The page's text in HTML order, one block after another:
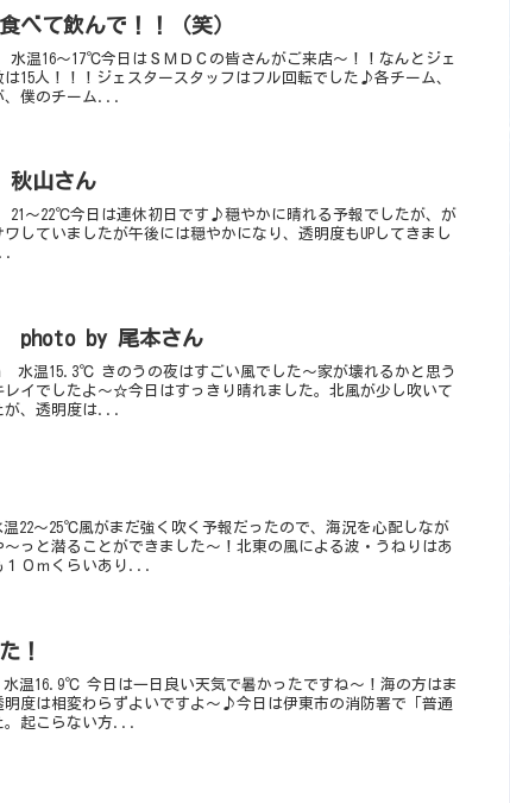
べて飲んで！！（笑）
16～17℃今日はＳＭＤＣの皆さんがご来店～！！なんとジェ
15人！！！ジェスタースタッフはフル回転でした♪各チーム、
、僕のチーム...
山さん
22℃今日は連休初日です♪穏やかに晴れる予報でしたが、が
していましたが午後には穏やかになり、透明度もUPしてきまし
photo by 尾本さん
温15.3℃ きのうの夜はすごい風でした～家が壊れるかと思う
イでしたよ～☆今日はすっきり晴れました。北風が少し吹いて
が、透明度は...
～25℃風がまだ強く吹く予報だったので、海況を心配しなが
っと潜ることができました～！北東の風による波・うねりはあ
１０ｍくらいあり...
！
16.9℃ 今日は一日良い天気で暑かったですね～！海の方はま
度は相変わらずよいですよ～♪今日は伊東市の消防署で「普通
。起こらない方...